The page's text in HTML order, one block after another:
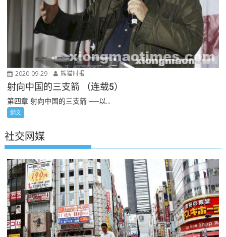
2020-09-29 熊猫时报
射向中国的三支箭 （连载5）
第四章 射向中国的三支箭 ──以...
網文
社交网媒